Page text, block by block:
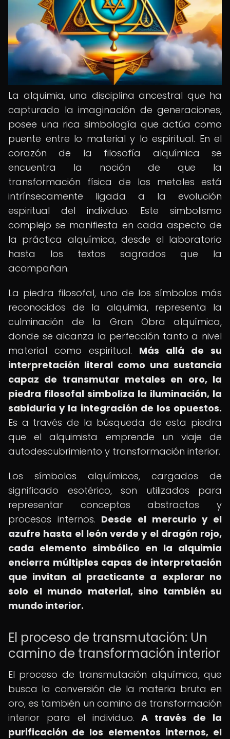
La alquimia, una disciplina ancestral que ha
capturado la imaginación de generaciones,
posee una rica simbología que actúa como
puente entre lo material y lo espiritual. En el
corazón de la filosofía alquímica se
encuentra la noción de que la
transformación física de los metales está
intrínsecamente ligada a la evolución
espiritual del individuo. Este simbolismo
complejo se manifiesta en cada aspecto de
la práctica alquímica, desde el laboratorio
hasta los textos sagrados que la
acompañan.
La piedra filosofal, uno de los símbolos más
reconocidos de la alquimia, representa la
culminación de la Gran Obra alquímica,
donde se alcanza la perfección tanto a nivel
material como espiritual. Más allá de su
interpretación literal como una sustancia
capaz de transmutar metales en oro, la
piedra filosofal simboliza la iluminación, la
sabiduría y la integración de los opuestos.
Es a través de la búsqueda de esta piedra
que el alquimista emprende un viaje de
autodescubrimiento y transformación interior.
Los símbolos alquímicos, cargados de
significado esotérico, son utilizados para
representar conceptos abstractos y
procesos internos. Desde el mercurio y el
azufre hasta el león verde y el dragón rojo,
cada elemento simbólico en la alquimia
encierra múltiples capas de interpretación
que invitan al practicante a explorar no
solo el mundo material, sino también su
mundo interior.
El proceso de transmutación: Un
camino de transformación interior
El proceso de transmutación alquímica, que
busca la conversión de la materia bruta en
oro, es también un camino de transformación
interior para el individuo.A través de la
purificación de los elementos internos, el